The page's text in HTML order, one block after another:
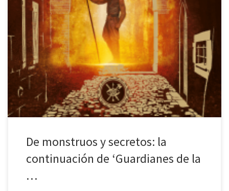
La esperada segunda parte de la última trilogía de Laura
Gallego se titula El secreto de Xein y la publica Montena. El mundo
de Axlin continúa en peligro por los monstruos, pero la Ciudadela
sigue siendo el lugar más seguro para los humanos. Las vidas de
los personajes de la Ciudadela […]
De monstruos y secretos: la
continuación de ‘Guardianes de la
…